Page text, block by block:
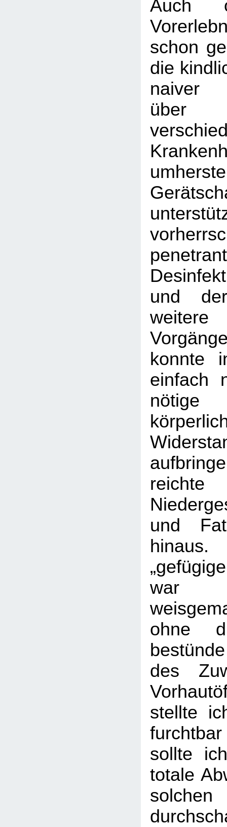
Auch
schon
die
naiver
und
weitere
konnte
einfach
nötige
und
war
ohne
des
stellte
sollte
totale